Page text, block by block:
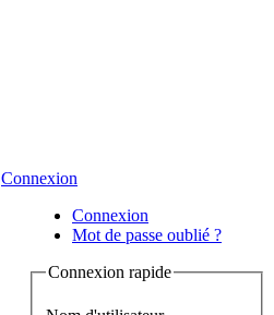
Connexion
Connexion
Mot de passe oublié ?
Connexion rapide